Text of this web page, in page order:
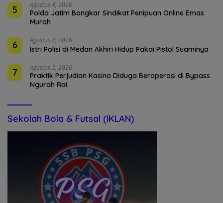
5 Agustus 4, 2026
Polda Jatim Bongkar Sindikat Penipuan Online Emas
Murah
6 Agustus 4, 2026
Istri Polisi di Medan Akhiri Hidup Pakai Pistol Suaminya
7 Agustus 2, 2026
Praktik Perjudian Kasino Diduga Beroperasi di Bypass
Ngurah Rai
Sekolah Bola & Futsal (IKLAN)